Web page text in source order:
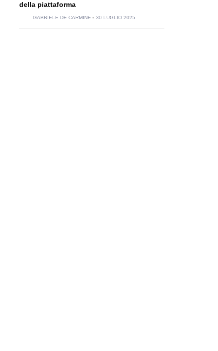
della piattaforma
GABRIELE DE CARMINE 30 LUGLIO 2025